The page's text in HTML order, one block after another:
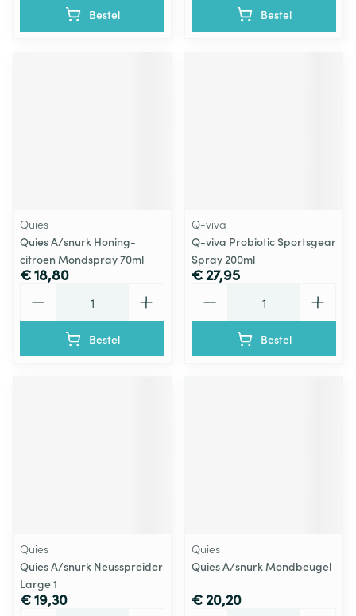
Bestel Bestel
Quies
Quies A/snurk Honing-
citroen Mondspray 70ml
€ 18,80
Bestel
Q-viva
Q-viva Probiotic Sportsgear
Spray 200ml
€ 27,95
Bestel
Quies
Quies A/snurk Neusspreider
Large 1
€ 19,30
Quies
Quies A/snurk Mondbeugel
€ 20,20